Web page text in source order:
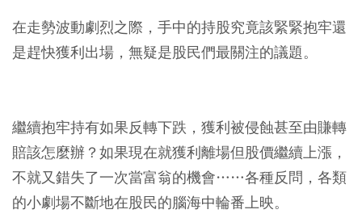
在走勢波動劇烈之際，手中的持股究竟該緊緊抱牢還
是趕快獲利出場，無疑是股民們最關注的議題。
繼續抱牢持有如果反轉下跌，獲利被侵蝕甚至由賺轉
賠該怎麼辦？如果現在就獲利離場但股價繼續上漲，
不就又錯失了一次當富翁的機會……各種反問，各類
的小劇場不斷地在股民的腦海中輪番上映。